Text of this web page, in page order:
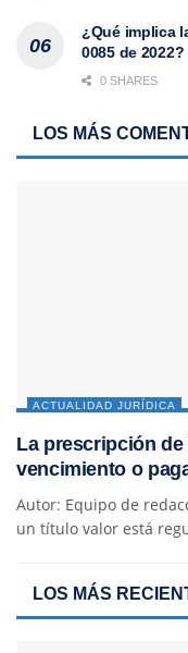
¿Qué implica
0085 de 2022?
0 SHARES
LOS MÁS
ACTUALIDAD JURÍDICA
La prescripción
vencimiento o
Autor: Equipo de
un título valor está
LOS MÁS